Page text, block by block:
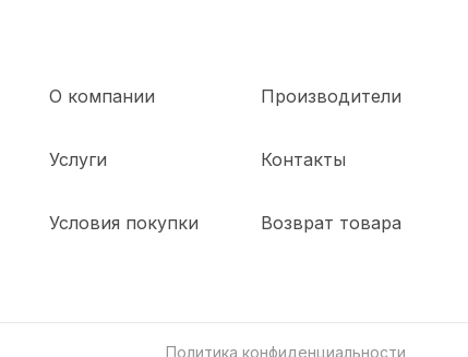
О компании
Услуги
Условия покупки
Производители
Контакты
Возврат товара
Политика конфиденциальности